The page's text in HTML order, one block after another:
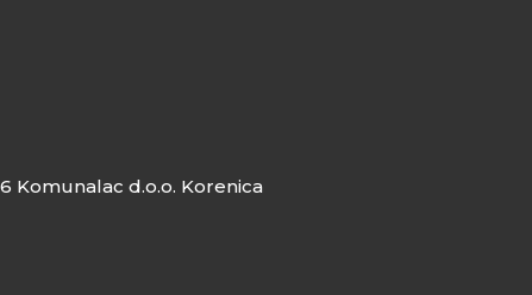
Komunalac d.o.o. Korenica